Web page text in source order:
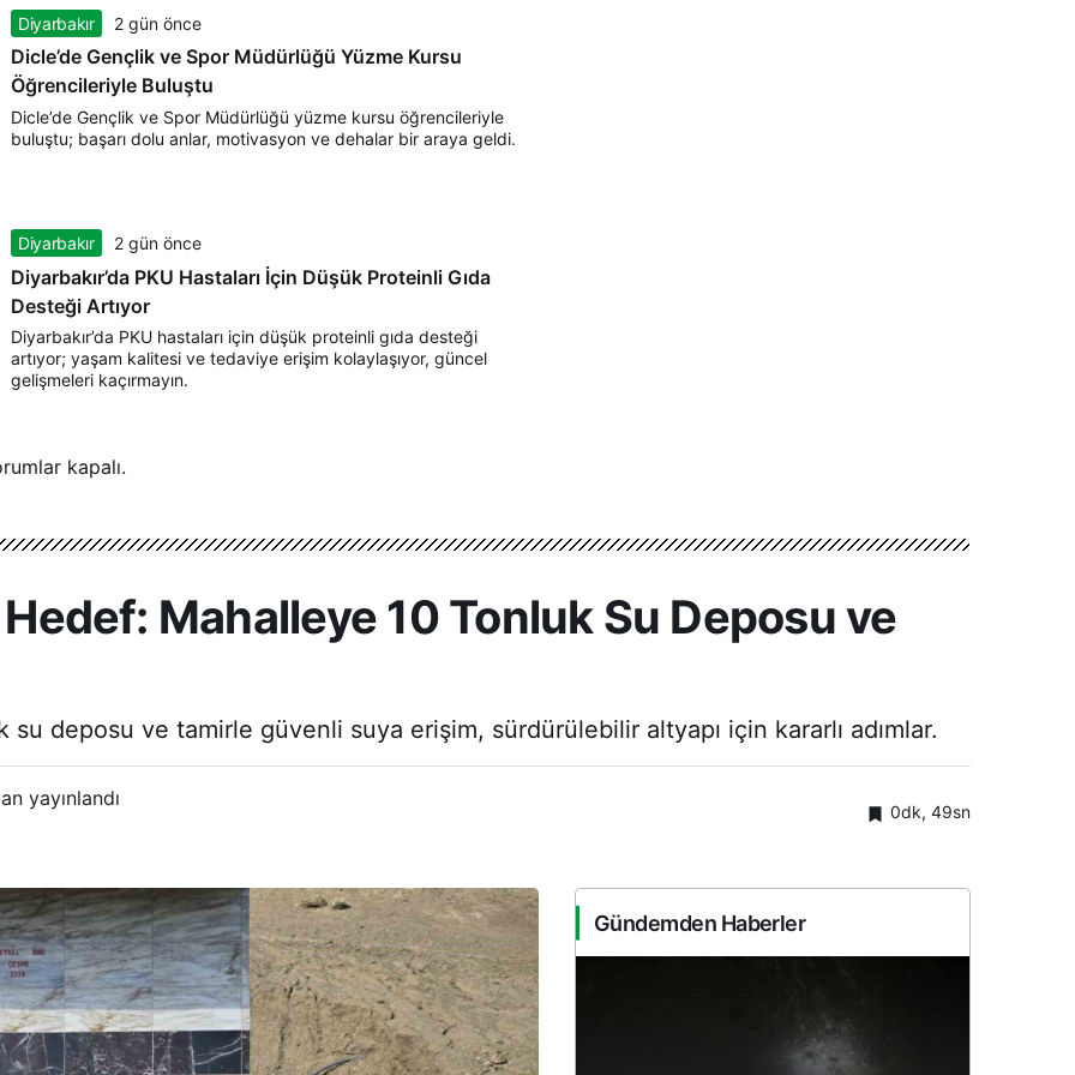
Diyarbakır 2 gün önce
Dicle’de Gençlik ve Spor Müdürlüğü Yüzme Kursu
Öğrencileriyle Buluştu
Dicle’de Gençlik ve Spor Müdürlüğü yüzme kursu öğrencileriyle
buluştu; başarı dolu anlar, motivasyon ve dehalar bir araya geldi.
Diyarbakır 2 gün önce
Diyarbakır’da PKU Hastaları İçin Düşük Proteinli Gıda
Desteği Artıyor
Diyarbakır’da PKU hastaları için düşük proteinli gıda desteği
artıyor; yaşam kalitesi ve tedaviye erişim kolaylaşıyor, güncel
gelişmeleri kaçırmayın.
kapalı.
Mahalleye 10 Tonluk Su Deposu ve
deposu ve tamirle güvenli suya erişim, sürdürülebilir altyapı için kararlı adımlar.
yayınlandı
0dk, 49sn
Gündemden Haberler